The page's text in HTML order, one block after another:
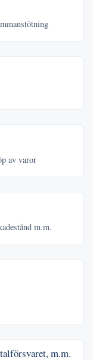
av varor
m.m.
m.m.